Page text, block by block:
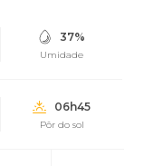
37%
Umidade
06h45
Pôr do sol